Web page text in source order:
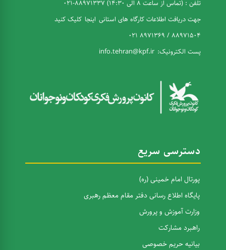
تلفن : (تماس از ساعت 8 الی 14:30) 88971337-021
جهت دریافت اطلاعات کارگاه های استانی اینجا کلیک کنید
88971504 / 8971369 021
پست الکترونیک: info.tehran@kpf.ir
دسترسی سریع
پورتال امام خمینی (ره)
پایگاه اطلاع رسانی دفتر مقام معظم رهبری
وزارت آموزش و پرورش
راهبرد مشارکت
بیانیه حریم خصوصی